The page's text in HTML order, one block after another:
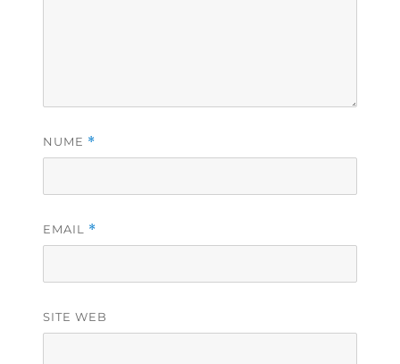
NUME *
EMAIL *
SITE WEB